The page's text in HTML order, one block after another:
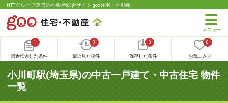
NTTグループ運営の不動産総合サイト goo住宅・不動産
1
最近検索した条件
0
最近見た物件
0
保存した条件
0
お気に入り
小川町駅(埼玉県)の中古一戸建て・中古住宅 物件
一覧